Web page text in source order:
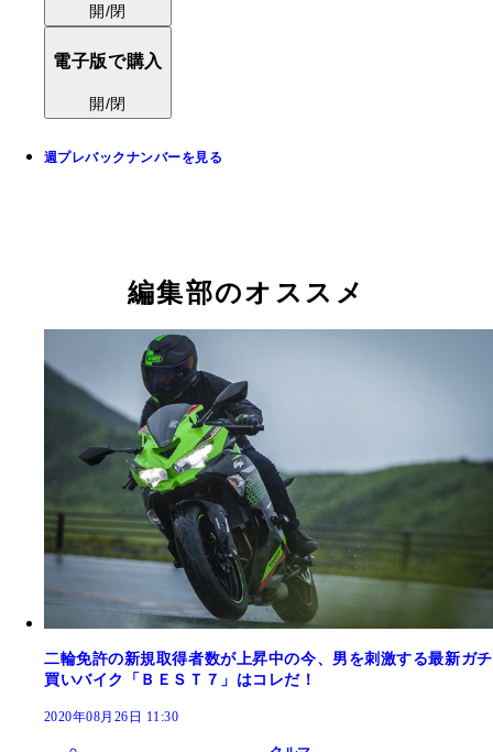
開/閉
電子版で購入
開/閉
週プレバックナンバーを見る
編集部のオススメ
二輪免許の新規取得者数が上昇中の今、男を刺激する最新ガチ
買いバイク「ＢＥＳＴ７」はコレだ！
2020年08月26日 11:30